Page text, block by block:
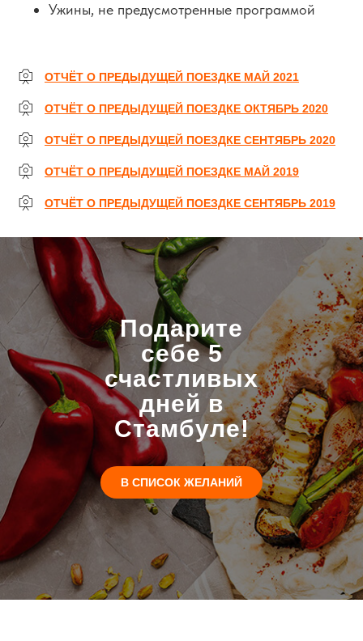
Ужины, не предусмотренные программой
ОТЧЁТ О ПРЕДЫДУЩЕЙ ПОЕЗДКЕ МАЙ 2021
ОТЧЁТ О ПРЕДЫДУЩЕЙ ПОЕЗДКЕ ОКТЯБРЬ 2020
ОТЧЁТ О ПРЕДЫДУЩЕЙ ПОЕЗДКЕ СЕНТЯБРЬ 2020
ОТЧЁТ О ПРЕДЫДУЩЕЙ ПОЕЗДКЕ МАЙ 2019
ОТЧЁТ О ПРЕДЫДУЩЕЙ ПОЕЗДКЕ СЕНТЯБРЬ 2019
Подарите
себе 5
счастливых
дней в
Стамбуле!
В СПИСОК ЖЕЛАНИЙ